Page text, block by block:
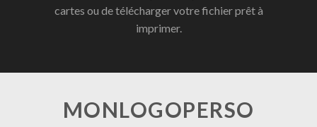
cartes ou de télécharger votre fichier prêt à
imprimer.
MONLOGOPERSO